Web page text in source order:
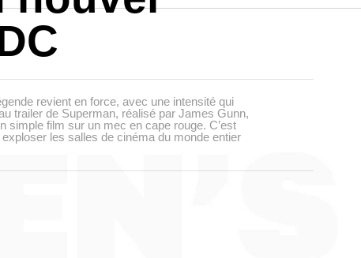
revient en force, avec une intensité qui
trailer de Superman, réalisé par James Gunn,
simple film sur un mec en cape rouge. C’est
les salles de cinéma du monde entier